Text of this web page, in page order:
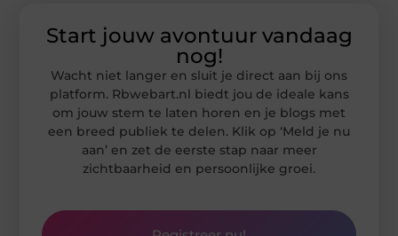
Start jouw avontuur vandaag
nog!
Wacht niet langer en sluit je direct aan bij ons
platform. Rbwebart.nl biedt jou de ideale kans
om jouw stem te laten horen en je blogs met
een breed publiek te delen. Klik op ‘Meld je nu
aan’ en zet de eerste stap naar meer
zichtbaarheid en persoonlijke groei.